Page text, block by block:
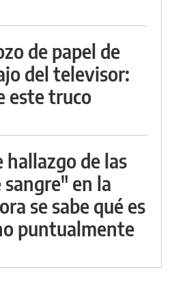
de papel de
del televisor:
este truco
de las
en la
se sabe qué es
puntualmente